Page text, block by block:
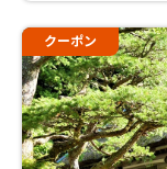
クーポン